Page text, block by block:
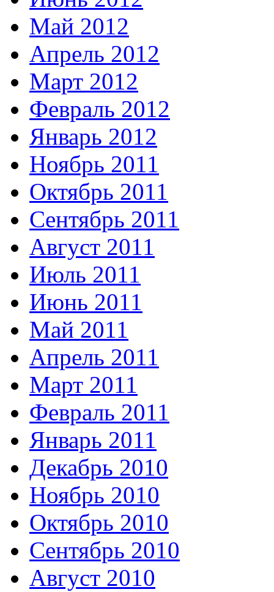
Май 2012
Апрель 2012
Март 2012
Февраль 2012
Январь 2012
Ноябрь 2011
Октябрь 2011
Сентябрь 2011
Август 2011
Июль 2011
Июнь 2011
Май 2011
Апрель 2011
Март 2011
Февраль 2011
Январь 2011
Декабрь 2010
Ноябрь 2010
Октябрь 2010
Сентябрь 2010
Август 2010